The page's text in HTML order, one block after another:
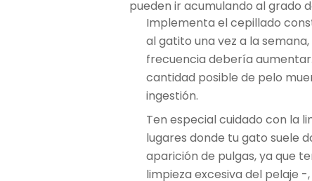
pueden ir acumulando al grado
Implementa el cepillado
al gatito una vez a la
frecuencia debería
cantidad posible de pelo
ingestión.
Ten especial cuidado con la
lugares donde tu gato suele
aparición de pulgas, ya que
limpieza excesiva del pelaje